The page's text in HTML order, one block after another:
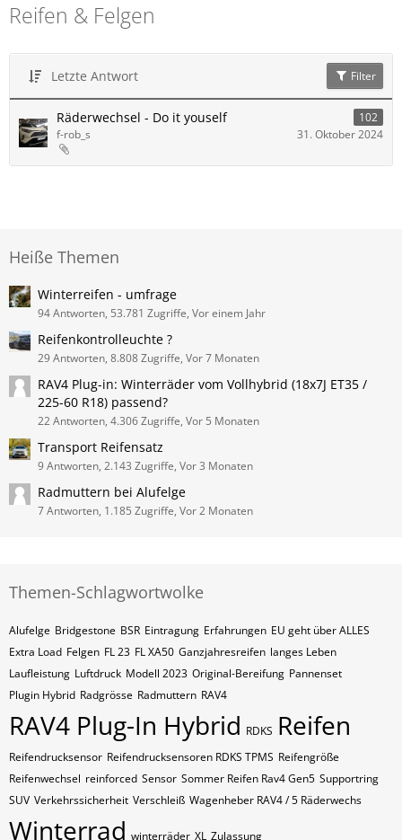
Reifen & Felgen
Letzte Antwort Filter
Räderwechsel - Do it youself
102
f-rob_s
31. Oktober 2024
Heiße Themen
Winterreifen - umfrage
94 Antworten, 53.781 Zugriffe, Vor einem Jahr
Reifenkontrolleuchte ?
29 Antworten, 8.808 Zugriffe, Vor 7 Monaten
RAV4 Plug-in: Winterräder vom Vollhybrid (18x7J ET35 /
225-60 R18) passend?
22 Antworten, 4.306 Zugriffe, Vor 5 Monaten
Transport Reifensatz
9 Antworten, 2.143 Zugriffe, Vor 3 Monaten
Radmuttern bei Alufelge
7 Antworten, 1.185 Zugriffe, Vor 2 Monaten
Themen-Schlagwortwolke
Alufelge Bridgestone BSR Eintragung Erfahrungen EU geht über ALLES
Extra Load Felgen FL 23 FL XA50 Ganzjahresreifen langes Leben
Laufleistung Luftdruck Modell 2023 Original-Bereifung Pannenset
Plugin Hybrid Radgrösse Radmuttern RAV4
RAV4 Plug-In Hybrid RDKS Reifen
Reifendrucksensor Reifendrucksensoren RDKS TPMS Reifengröße
Reifenwechsel reinforced Sensor Sommer Reifen Rav4 Gen5 Supportring
SUV Verkehrssicherheit Verschleiß Wagenheber RAV4 / 5 Räderwechs
Winterrad winterräder XL Zulassung